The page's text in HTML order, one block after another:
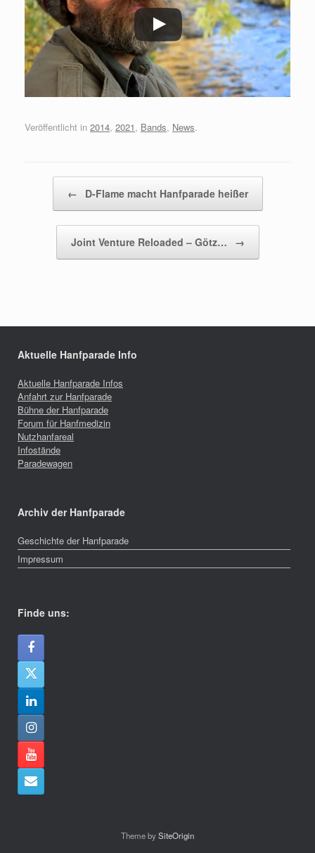
Veröffentlicht in 2014, 2021, Bands, News.
← D-Flame macht Hanfparade heißer
Joint Venture Reloaded – Götz… →
Aktuelle Hanfparade Info
Aktuelle Hanfparade Infos
Anfahrt zur Hanfparade
Bühne der Hanfparade
Forum für Hanfmedizin
Nutzhanfareal
Infostände
Paradewagen
Archiv der Hanfparade
Geschichte der Hanfparade
Impressum
Finde uns:
Theme bySiteOrigin